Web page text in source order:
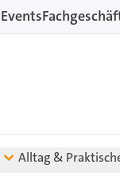
Events
Alltag &